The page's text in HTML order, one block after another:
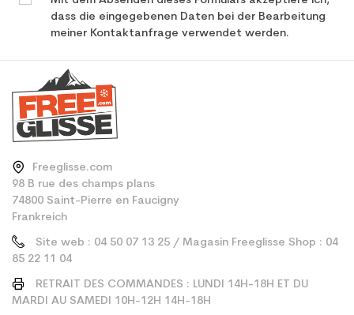
dass die eingegebenen Daten bei der Bearbeitung
meiner Kontaktanfrage verwendet werden.
Freeglisse.com
98 B rue des champs plans
74800 Saint-Pierre en Faucigny
Frankreich
Site web : 04 50 07 13 25 / Magasin Freeglisse Shop : 04
85 22 11 04
RETRAIT DES COMMANDES : LUNDI 14H-18H ET DU
MARDI AU SAMEDI 10H-12H 14H-18H